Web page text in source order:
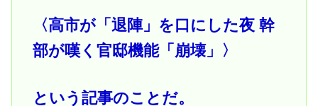
〈高市が「退陣」を口にした夜 幹
部が嘆く官邸機能「崩壊」〉
という記事のことだ。